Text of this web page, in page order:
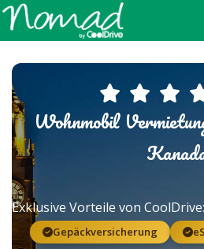
Wohnmobil
Exklusive Vorteile von CoolDrive:
Gepäckversicherung